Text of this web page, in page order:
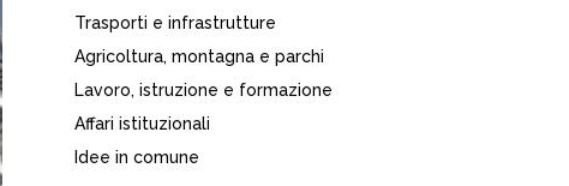
Trasporti e infrastrutture
Agricoltura, montagna e parchi
Lavoro, istruzione e formazione
Affari istituzionali
Idee in comune